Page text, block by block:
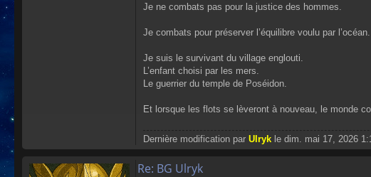
Je ne combats pas pour la justice des hommes.
Je combats pour préserver l’équilibre voulu par l’océan.
Je suis le survivant du village englouti.
L’enfant choisi par les mers.
Le guerrier du temple de Poséidon.
Et lorsque les flots se lèveront à nouveau, le monde
Dernière modification par Ulryk le dim. mai 17, 2026
Re: BG Ulryk